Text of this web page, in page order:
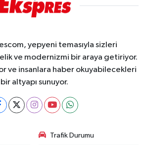
yepyeni temasıyla sizleri
ve modernizmi bir araya getiriyor.
ve insanlara haber okuyabilecekleri
bir altyapı sunuyor.
Trafik Durumu